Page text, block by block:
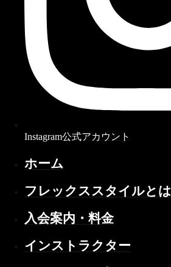
Instagram公式アカウント
ホーム
フレックススタイルとは
入会案内・料金
インストラクター